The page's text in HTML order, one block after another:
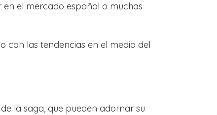
el mercado español o muchas
con las tendencias en el medio del
la saga, que pueden adornar su